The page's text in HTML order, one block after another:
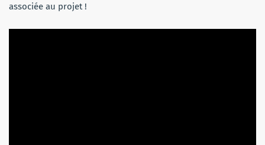
associée au projet !